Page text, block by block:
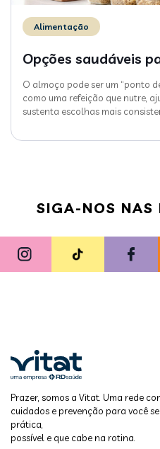
Alimentação
Opções saudáveis
O almoço pode ser um “ponto
como uma refeição que nutre,
sustenta escolhas mais
SIGA-NOS NAS
Prazer, somos a Vitat. Uma rede
cuidados e prevenção para você
prática,
possível e que cabe na rotina.